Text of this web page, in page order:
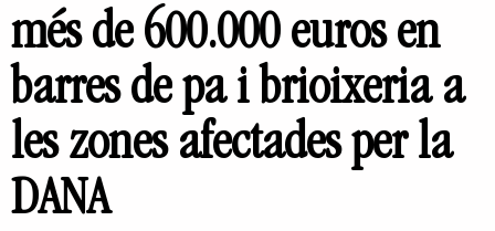
més de 600.000 euros en
barres de pa i brioixeria a
les zones afectades per la
DANA